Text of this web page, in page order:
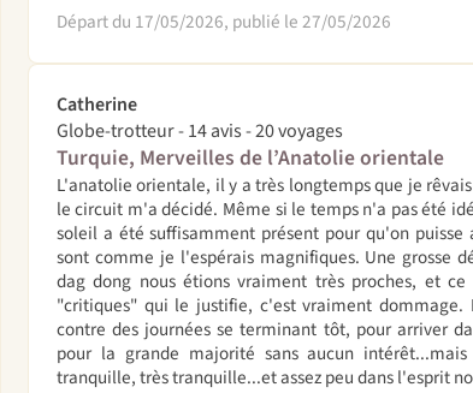
Départ du 17/05/2026, publié le 27/05/2026
Catherine
Globe-trotteur - 14 avis - 20 voyages
Turquie, Merveilles de l’Anatolie orientale
L'anatolie orientale, il y a très longtemps que je
le circuit m'a décidé. Même si le temps n'a pas été
soleil a été suffisamment présent pour qu'on
sont comme je l'espérais magnifiques. Une grosse
dag dong nous étions vraiment très proches, et
"critiques" qui le justifie, c'est vraiment
contre des journées se terminant tôt, pour arriver
pour la grande majorité sans aucun
tranquille, très tranquille...et assez peu dans l'esprit